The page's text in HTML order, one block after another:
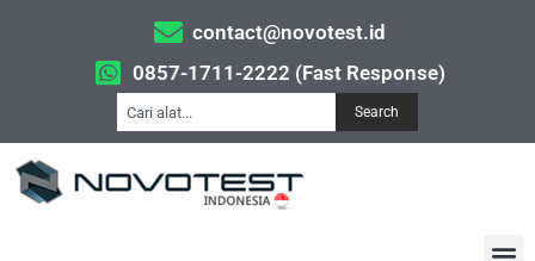
contact@novotest.id
0857-1711-2222 (Fast Response)
Search